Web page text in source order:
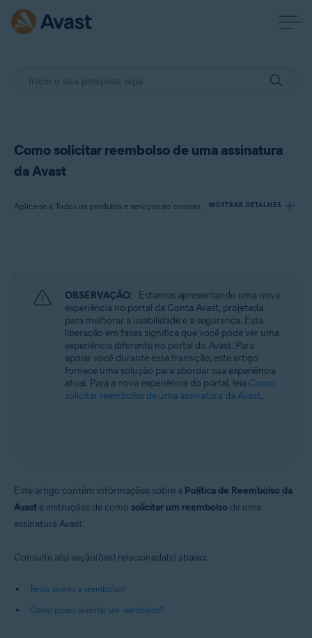
Como solicitar reembolso de uma assinatura
da Avast
Aplica-se a Todos os produtos e serviços ao consumidor pagos da Avast MOSTRAR DETALHES
Sistemas operacionais:
Todos os sistemas operacionais compatíveis
OBSERVAÇÃO: Estamos apresentando uma nova
experiência no portal da Conta Avast, projetada
para melhorar a usabilidade e a segurança. Esta
liberação em fases significa que você pode ver uma
experiência diferente no portal do Avast. Para
apoiar você durante essa transição, este artigo
fornece uma solução para abordar sua experiência
atual. Para a nova experiência do portal, leia Como
solicitar reembolso de uma assinatura da Avast.
Este artigo contém informações sobre a Política de Reembolso da
Avast e instruções de como solicitar um reembolso de uma
assinatura Avast.
Consulte a(s) seção(ões) relacionada(s) abaixo:
Tenho direito a reembolso?
Como posso solicitar um reembolso?